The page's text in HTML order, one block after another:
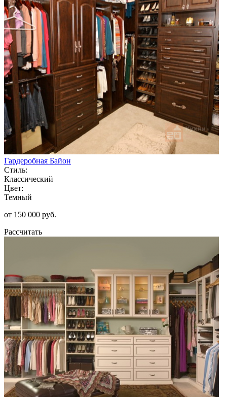
Гардеробная Байон
Стиль:
Классический
Цвет:
Темный
от 150 000 руб.
Рассчитать